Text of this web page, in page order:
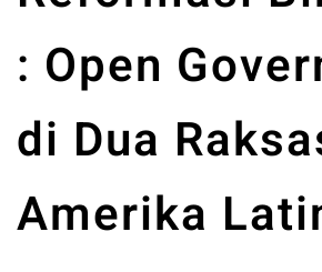
: Open
di Dua
Amerika